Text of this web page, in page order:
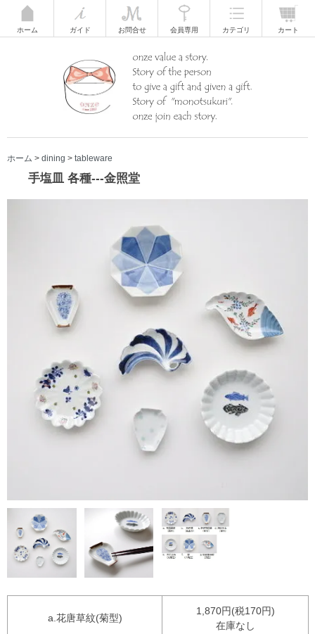
ホーム ガイド お問合せ 会員専用 カテゴリ カート
ホーム > dining > tableware
手塩皿 各種---金照堂
a.花唐草紋(菊型)
1,870円(税170円)
在庫なし